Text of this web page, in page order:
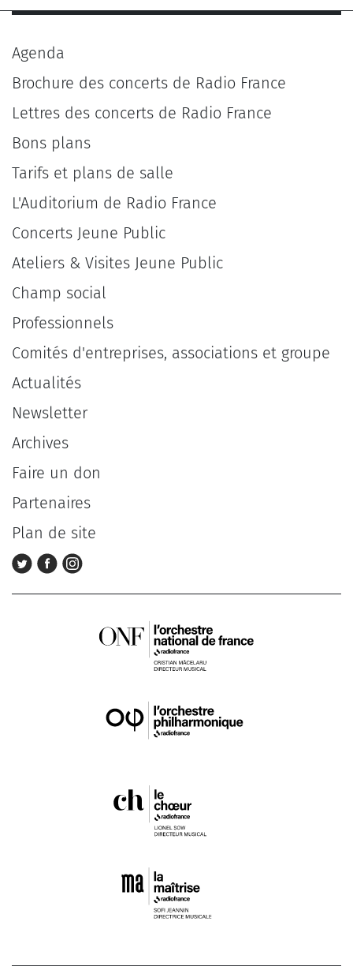
Agenda
Brochure des concerts de Radio France
Lettres des concerts de Radio France
Bons plans
Tarifs et plans de salle
L'Auditorium de Radio France
Concerts Jeune Public
Ateliers & Visites Jeune Public
Champ social
Professionnels
Comités d'entreprises, associations et groupe
Actualités
Newsletter
Archives
Faire un don
Partenaires
Plan de site